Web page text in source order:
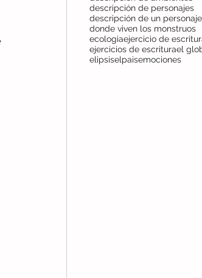
descripción de personajes
descripción de un personaje
donde viven los monstruos
ecologiaejercicio de
ejercicios de escriturael
elipsiselpaisemociones